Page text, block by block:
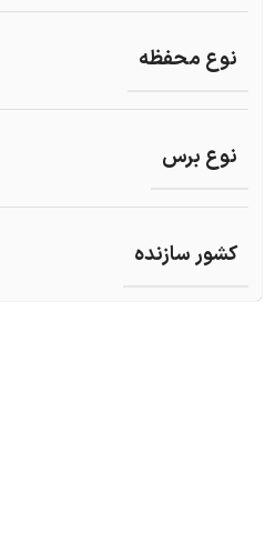
نوع محفظه
نوع برس
کشور سازنده